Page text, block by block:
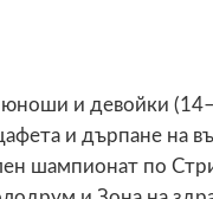
и девойки
и дърпане на
шампионат по